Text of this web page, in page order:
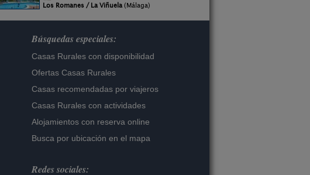
Los Romanes / La Viñuela (Málaga)
Búsquedas especiales:
Casas Rurales con disponibilidad
Ofertas Casas Rurales
Casas recomendadas por viajeros
Casas Rurales con actividades
Alojamientos con reserva online
Busca por ubicación en el mapa
Redes sociales: